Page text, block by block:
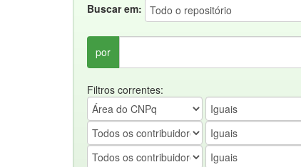
Buscar em:
por
Filtros correntes: